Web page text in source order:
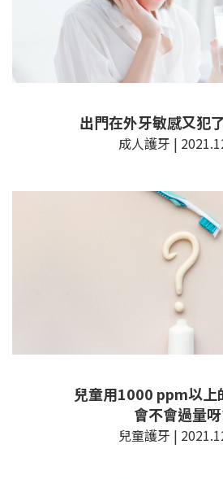
出門在外牙敏感又犯
成人護牙 |
兒童用1000 ppm以上
會不會過量
兒童護牙 |